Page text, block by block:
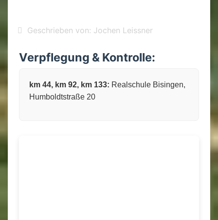
Geschrieben von: Jochen Leissner
Verpflegung & Kontrolle:
km 44, km 92, km 133: Realschule Bisingen,
Humboldtstraße 20